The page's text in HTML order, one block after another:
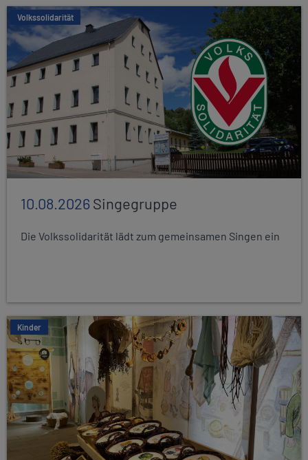
Volkssolidarität
10.08.2026Singegruppe
Die Volkssolidarität lädt zum gemeinsamen Singen ein
Kinder